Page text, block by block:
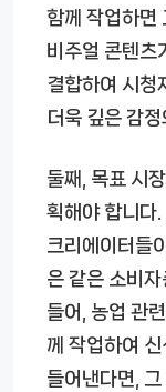
함께 작업하면
비주얼 콘텐츠
결합하여 시청
더욱 깊은 감
둘째, 목표 시
획해야 합니다
크리에이터들
은 같은 소비
들어, 농업 관
께 작업하여
들어낸다면,